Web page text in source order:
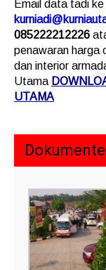
Email data tadi ke
085222212226
penawaran harga
dan interior
Utama
UTAMA